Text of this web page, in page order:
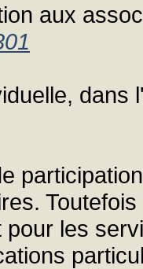
aux
dans
pour les